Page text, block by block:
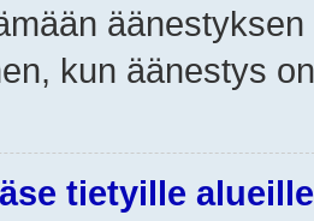
kun äänestys
tietyille